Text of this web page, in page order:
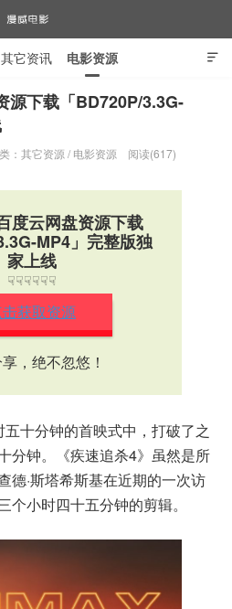
威电影

其它资讯 电影资源
源下载「BD720P/3.3G-
： 其它资源 / 电影资源 阅读(617)
度云网盘资源下载
MP4」完整版独
家上线
☟☟☟☟☟☟
击获取资源
，绝不忽悠！
五十分钟的首映式中，打破了之
分钟。《疾速追杀4》虽然是所
德·斯塔希斯基在近期的一次访
小时四十五分钟的剪辑。